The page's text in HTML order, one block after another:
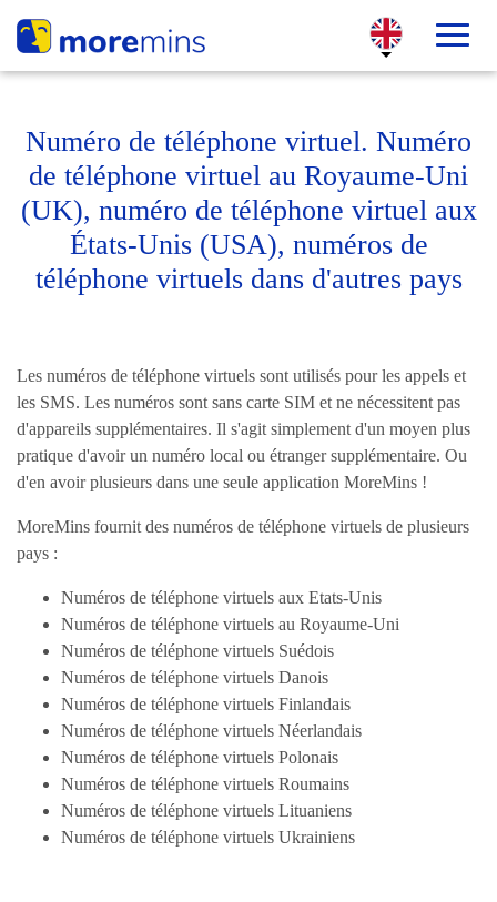
Numéro de téléphone virtuel. Numéro
de téléphone virtuel au Royaume-Uni
(UK), numéro de téléphone virtuel aux
États-Unis (USA), numéros de
téléphone virtuels dans d'autres pays
Les numéros de téléphone virtuels sont utilisés pour les appels et
les SMS. Les numéros sont sans carte SIM et ne nécessitent pas
d'appareils supplémentaires. Il s'agit simplement d'un moyen plus
pratique d'avoir un numéro local ou étranger supplémentaire. Ou
d'en avoir plusieurs dans une seule application MoreMins !
MoreMins fournit des numéros de téléphone virtuels de plusieurs
pays :
Numéros de téléphone virtuels aux Etats-Unis
Numéros de téléphone virtuels au Royaume-Uni
Numéros de téléphone virtuels Suédois
Numéros de téléphone virtuels Danois
Numéros de téléphone virtuels Finlandais
Numéros de téléphone virtuels Néerlandais
Numéros de téléphone virtuels Polonais
Numéros de téléphone virtuels Roumains
Numéros de téléphone virtuels Lituaniens
Numéros de téléphone virtuels Ukrainiens